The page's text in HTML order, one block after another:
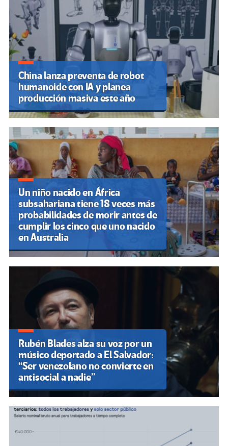
China lanza preventa de robot
humanoide con IA y planea
producción masiva este año
Un niño nacido en África
subsahariana tiene 18 veces más
probabilidades de morir antes de
cumplir los cinco que uno nacido
en Australia
Rubén Blades alza su voz por un
músico deportado a El Salvador:
“Ser venezolano no convierte en
antisocial a nadie”